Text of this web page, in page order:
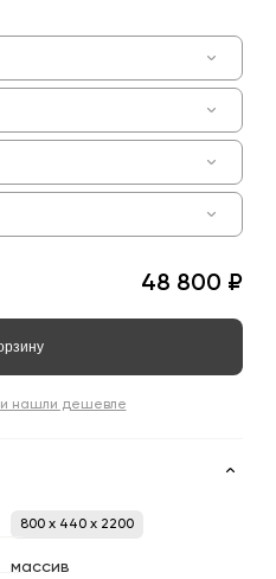
48 800 ₽
нашли дешевле
800 x 440 x 2200
массив